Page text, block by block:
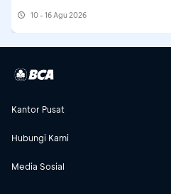
10 - 16 Agu 2026
Kantor Pusat
Hubungi Kami
Media Sosial